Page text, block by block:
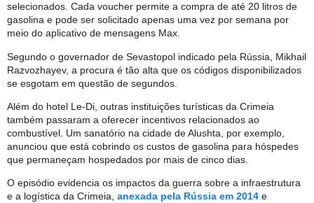
selecionados. Cada voucher permite a compra de até 20 litros de
gasolina e pode ser solicitado apenas uma vez por semana por
meio do aplicativo de mensagens Max.
Segundo o governador de Sevastopol indicado pela Rússia, Mikhail
Razvozhayev, a procura é tão alta que os códigos disponibilizados
se esgotam em questão de segundos.
Além do hotel Le-Di, outras instituições turísticas da Crimeia
também passaram a oferecer incentivos relacionados ao
combustível. Um sanatório na cidade de Alushta, por exemplo,
anunciou que está cobrindo os custos de gasolina para hóspedes
que permaneçam hospedados por mais de cinco dias.
O episódio evidencia os impactos da guerra sobre a infraestrutura
e a logística da Crimeia, anexada pela Rússia em 2014 e